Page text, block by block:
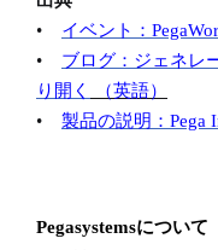
• イベント：
• ブログ：ジェネレ
り開く
（英語）
• 製品の説明： Pega
Pegasystemsについて